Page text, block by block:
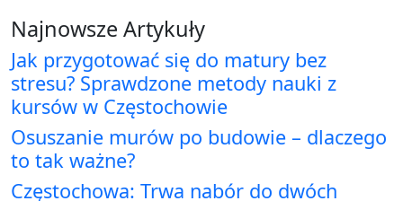
Najnowsze Artykuły
Jak przygotować się do matury bez
stresu? Sprawdzone metody nauki z
kursów w Częstochowie
Osuszanie murów po budowie – dlaczego
to tak ważne?
Częstochowa: Trwa nabór do dwóch